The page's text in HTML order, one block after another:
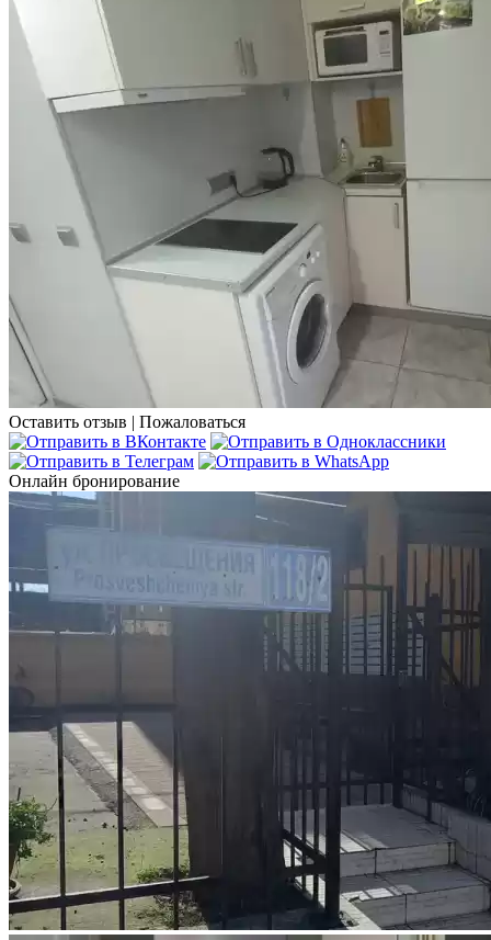
Оставить отзыв | Пожаловаться
Онлайн бронирование